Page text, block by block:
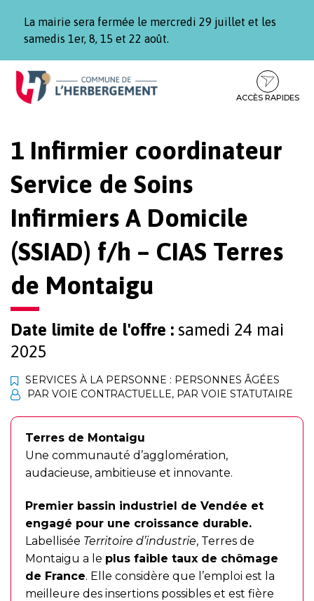
La mairie sera fermée le mercredi 29 juillet et les
samedis 1er, 8, 15 et 22 août.
Aller
Aller
contenu
Aller
pied
ACCÈS RAPIDES
1 Infirmier coordinateur
Service de Soins
Infirmiers A Domicile
(SSIAD) f/h – CIAS Terres
de Montaigu
Date limite de l'offre : samedi 24 mai
2025
SERVICES À LA PERSONNE : PERSONNES ÂGÉES
PAR VOIE CONTRACTUELLE, PAR VOIE STATUTAIRE
Terres de Montaigu
Une communauté d’agglomération,
audacieuse, ambitieuse et innovante.
Premier bassin industriel de Vendée et
engagé pour une croissance durable.
Labellisée Territoire d’industrie, Terres de
Montaigu a le plus faible taux de chômage
de France. Elle considère que l’emploi est la
meilleure des insertions possibles et est fière